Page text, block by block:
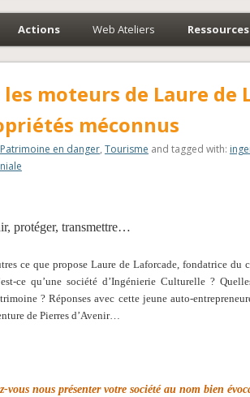
Actions Web Ateliers Ressources
moteurs de Laure de
méconnus
Patrimoine en danger, Tourisme and tagged with:
protéger, transmettre…
ce que propose Laure de Laforcade, fondatrice du
ce qu’une société d’Ingénierie Culturelle ?
? Réponses avec cette jeune auto-
de Pierres d’Avenir…
vous nous présenter votre société au nom bien